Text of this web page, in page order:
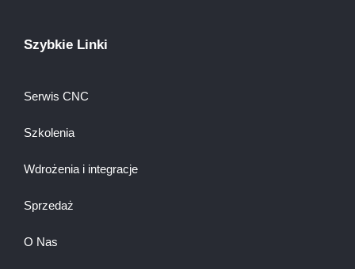
Szybkie Linki
Serwis CNC
Szkolenia
Wdrożenia i integracje
Sprzedaż
O Nas